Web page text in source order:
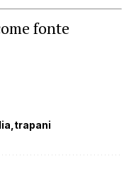
fonte
trapani